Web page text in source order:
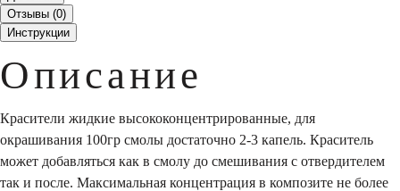
Отзывы (0)
Инструкции
Описание
Красители жидкие высококонцентрированные, для
окрашивания 100гр смолы достаточно 2-3 капель. Краситель
может добавляться как в смолу до смешивания с отвердителем
так и после. Максимальная концентрация в композите не более